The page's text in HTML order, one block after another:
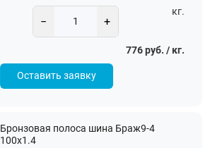
− +
кг.
776 руб. / кг.
Оставить заявку
Бронзовая полоса шина Браж9-4
100х1.4